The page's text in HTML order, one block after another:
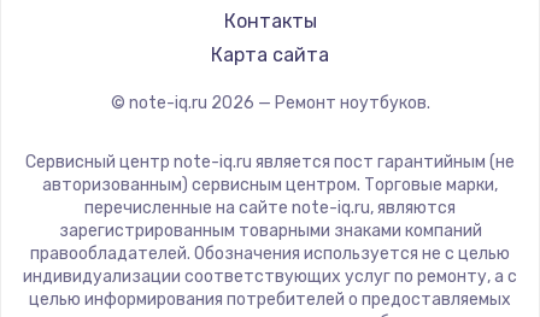
LG
Panasonic
ZTE
Hiper
Evga
Google
Контакты
Карта сайта
© note-iq.ru 2026 — Ремонт ноутбуков.
Сервисный центр note-iq.ru является пост гарантийным (не
авторизованным) сервисным центром. Торговые марки,
перечисленные на сайте note-iq.ru, являются
зарегистрированным товарными знаками компаний
правообладателей. Обозначения используется не с целью
индивидуализации соответствующих услуг по ремонту, а с
целью информирования потребителей о предоставляемых